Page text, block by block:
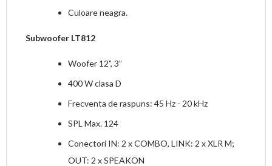
Culoare neagra.
Subwoofer LT812
Woofer 12”, 3”
400 W clasa D
Frecventa de raspuns: 45 Hz - 20 kHz
SPL Max. 124
Conectori IN: 2 x COMBO, LINK: 2 x XLR M;
OUT: 2 x SPEAKON